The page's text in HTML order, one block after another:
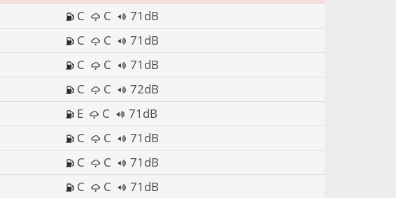
C C
71dB
C C
71dB
C C
71dB
C C
72dB
E C
71dB
C C
71dB
C C
71dB
C C
71dB